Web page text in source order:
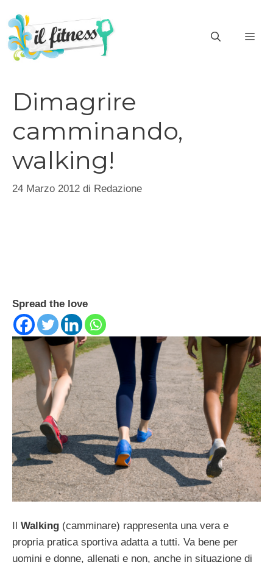
contenuto
Dimagrire
camminando,
walking!
24 Marzo 2012 di Redazione
Spread the love
Il Walking (camminare) rappresenta una vera e
propria pratica sportiva adatta a tutti. Va bene per
uomini e donne, allenati e non, anche in situazione di